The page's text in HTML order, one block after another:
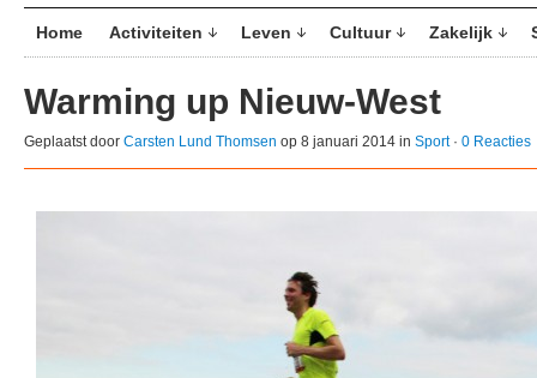
Home Activiteiten Leven Cultuur Zakelijk
Warming up Nieuw-West
Geplaatst door Carsten Lund Thomsen op 8 januari 2014 in Sport· 0 Reacties